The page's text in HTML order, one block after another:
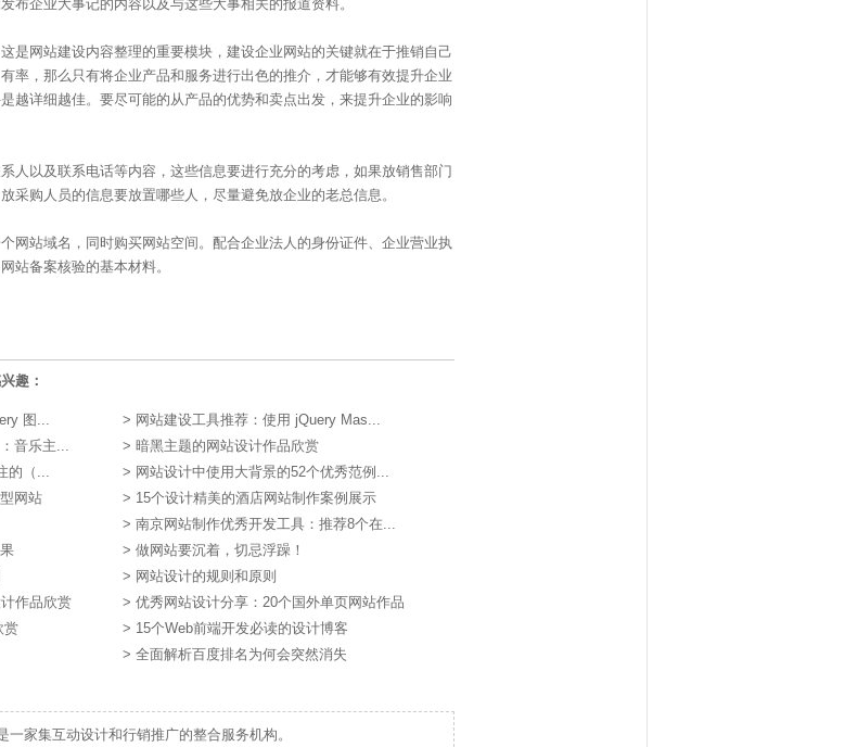
布企业大事记的内容以及与这些大事相关的报道资料。
是网站建设内容整理的重要模块，建设企业网站的关键就在于推销自己
率，那么只有将企业产品和服务进行出色的推介，才能够有效提升企业
越详细越佳。要尽可能的从产品的优势和卖点出发，来提升企业的影响
人以及联系电话等内容，这些信息要进行充分的考虑，如果放销售部门
采购人员的信息要放置哪些人，尽量避免放企业的老总信息。
网站域名，同时购买网站空间。配合企业法人的身份证件、企业营业执
站备案核验的基本材料。
趣：
图... > 网站建设工具推荐：使用 jQuery Mas...
音乐主... > 暗黑主题的网站设计作品欣赏
的（... > 网站设计中使用大背景的52个优秀范例...
网站 > 15个设计精美的酒店网站制作案例展示
> 南京网站制作优秀开发工具：推荐8个在...
> 做网站要沉着，切忌浮躁！
> 网站设计的规则和原则
作品欣赏 > 优秀网站设计分享：20个国外单页网站作品
赏 > 15个Web前端开发必读的设计博客
> 全面解析百度排名为何会突然消失
一家集互动设计和行销推广的整合服务机构。